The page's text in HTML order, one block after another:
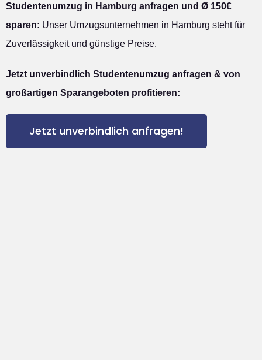
Studentenumzug in Hamburg anfragen und Ø 150€
sparen: Unser Umzugsunternehmen in Hamburg steht für
Zuverlässigkeit und günstige Preise.
Jetzt unverbindlich Studentenumzug anfragen & von
großartigen Sparangeboten profitieren:
Jetzt unverbindlich anfragen!